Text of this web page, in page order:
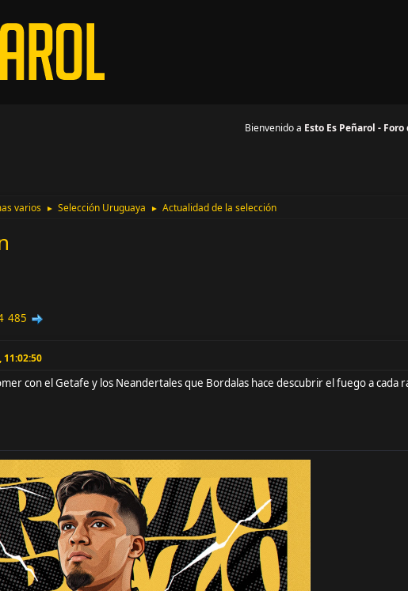
Bienvenido a Esto Es Peñarol -
varios ► Selección Uruguaya ► Actualidad de la selección
485
11:02:50
con el Getafe y los Neandertales que Bordalas hace descubrir el fuego a cada